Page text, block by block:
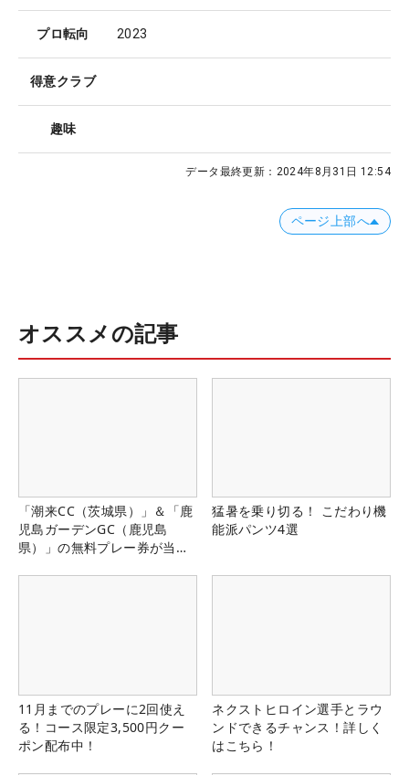
プロ転向 2023
得意クラブ
趣味
データ最終更新： 2024年8月31日 12:54
ページ上部へ
オススメの記事
「潮来CC（茨城県）」＆「鹿
児島ガーデンGC（鹿児島
県）」の無料プレー券が当た
猛暑を乗り切る！ こだわり機
能派パンツ4選
11月までのプレーに2回使え
る！コース限定3,500円クー
ポン配布中！
ネクストヒロイン選手とラウ
ンドできるチャンス！詳しく
はこちら！